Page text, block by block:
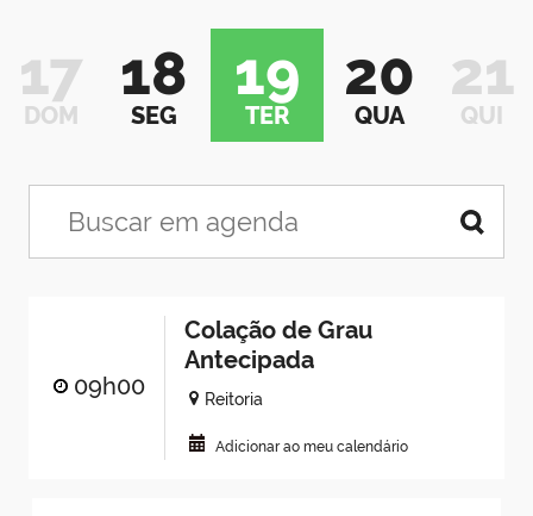
17
DOM
18
SEG
19
TER
20
QUA
21
QUI
09h00
Colação de Grau
Antecipada
Reitoria
Adicionar ao meu calendário